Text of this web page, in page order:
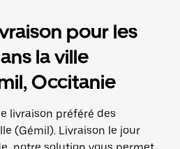
pour les
la ville
Occitanie
livraison préféré des
(Gémil). Livraison le jour